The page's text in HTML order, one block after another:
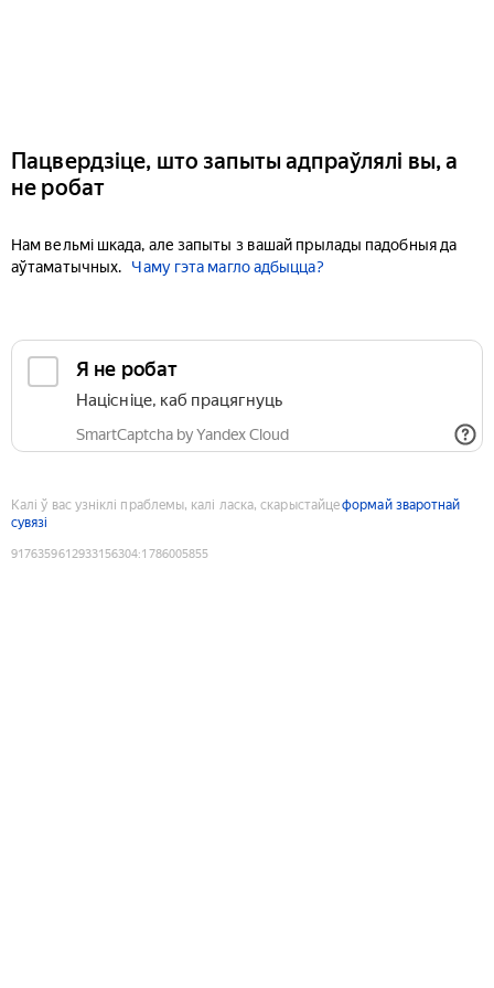
Пацвердзіце, што запыты адпраўлялі вы, а
не робат
Нам вельмі шкада, але запыты з вашай прылады падобныя да
аўтаматычных.
Чаму гэта магло адбыцца?
Я не робат
Націсніце, каб працягнуць
SmartCaptcha by Yandex Cloud
Калі ў вас узніклі праблемы, калі ласка, скарыстайцеформай зваротнай
сувязі
9176359612933156304:1786005855